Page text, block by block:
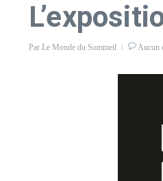
Par Le Monde du Sommeil Aucun